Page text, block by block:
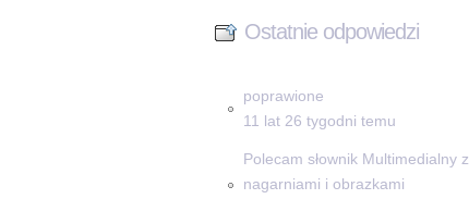
Ostatnie odpowiedzi
poprawione
11 lat 26 tygodni temu
Polecam słownik Multimedialny z
nagarniami i obrazkami